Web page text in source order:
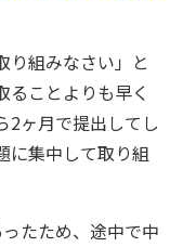
り組みなさい」と
ることよりも早く
2ヶ月で提出してし
に集中して取り組
たため、途中で中